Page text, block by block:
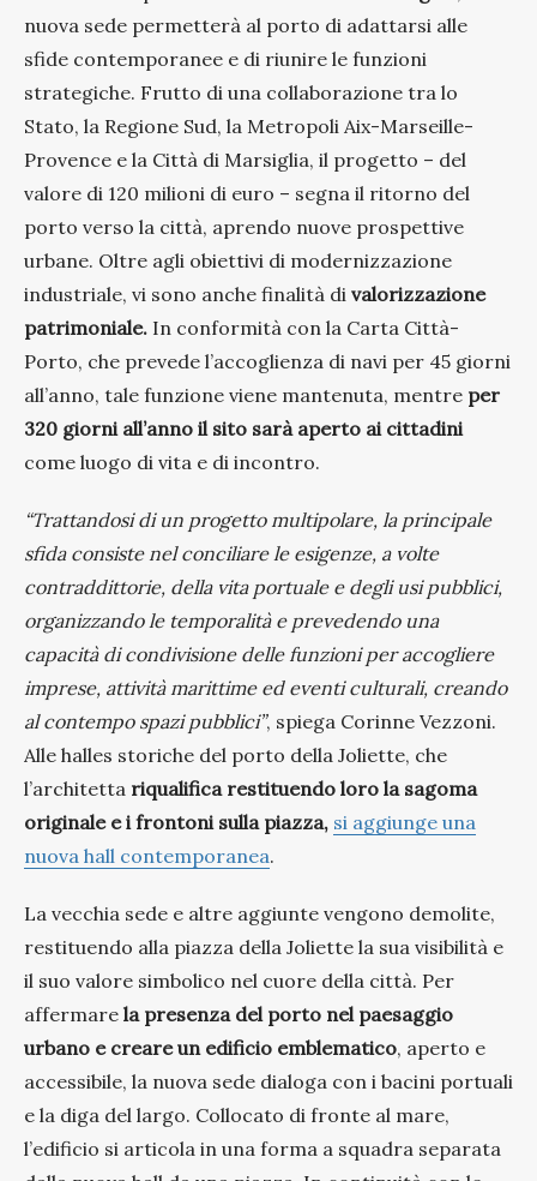
nuova sede permetterà al porto di adattarsi alle
sfide contemporanee e di riunire le funzioni
strategiche. Frutto di una collaborazione tra lo
Stato, la Regione Sud, la Metropoli Aix-Marseille-
Provence e la Città di Marsiglia, il progetto – del
valore di 120 milioni di euro – segna il ritorno del
porto verso la città, aprendo nuove prospettive
urbane. Oltre agli obiettivi di modernizzazione
industriale, vi sono anche finalità di valorizzazione
patrimoniale. In conformità con la Carta Città-
Porto, che prevede l’accoglienza di navi per 45 giorni
all’anno, tale funzione viene mantenuta, mentre per
320 giorni all’anno il sito sarà aperto ai cittadini
come luogo di vita e di incontro.
“Trattandosi di un progetto multipolare, la principale
sfida consiste nel conciliare le esigenze, a volte
contraddittorie, della vita portuale e degli usi pubblici,
organizzando le temporalità e prevedendo una
capacità di condivisione delle funzioni per accogliere
imprese, attività marittime ed eventi culturali, creando
al contempo spazi pubblici”, spiega Corinne Vezzoni.
Alle halles storiche del porto della Joliette, che
l’architetta riqualifica restituendo loro la sagoma
originale e i frontoni sulla piazza, si aggiunge una
nuova hall contemporanea.
La vecchia sede e altre aggiunte vengono demolite,
restituendo alla piazza della Joliette la sua visibilità e
il suo valore simbolico nel cuore della città. Per
affermare la presenza del porto nel paesaggio
urbano e creare un edificio emblematico, aperto e
accessibile, la nuova sede dialoga con i bacini portuali
e la diga del largo. Collocato di fronte al mare,
l’edificio si articola in una forma a squadra separata